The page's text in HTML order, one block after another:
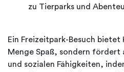
zu Tierparks und
Ein Freizeitpark-Besuch
Menge Spaß, sondern fördert
und sozialen Fähigkeiten,